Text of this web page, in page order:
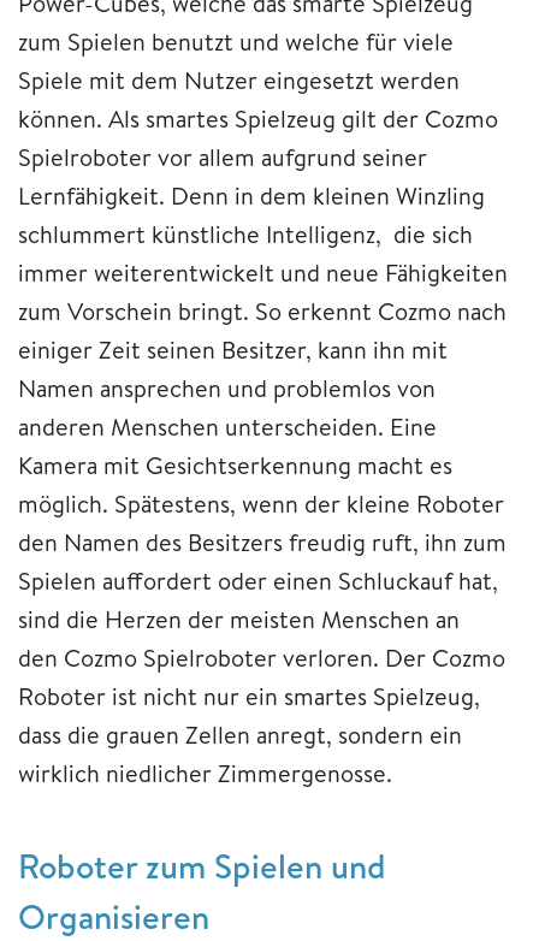
zum Spielen benutzt und welche für viele
Spiele mit dem Nutzer eingesetzt werden
können. Als smartes Spielzeug gilt der Cozmo
Spielroboter vor allem aufgrund seiner
Lernfähigkeit. Denn in dem kleinen Winzling
schlummert künstliche Intelligenz, die sich
immer weiterentwickelt und neue Fähigkeiten
zum Vorschein bringt. So erkennt Cozmo nach
einiger Zeit seinen Besitzer, kann ihn mit
Namen ansprechen und problemlos von
anderen Menschen unterscheiden. Eine
Kamera mit Gesichtserkennung macht es
möglich. Spätestens, wenn der kleine Roboter
den Namen des Besitzers freudig ruft, ihn zum
Spielen auffordert oder einen Schluckauf hat,
sind die Herzen der meisten Menschen an
den Cozmo Spielroboter verloren. Der Cozmo
Roboter ist nicht nur ein smartes Spielzeug,
dass die grauen Zellen anregt, sondern ein
wirklich niedlicher Zimmergenosse.
Roboter zum Spielen und
Organisieren